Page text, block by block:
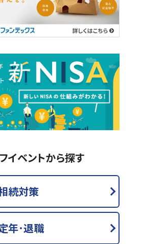
イベントから探す
続対策
年･退職